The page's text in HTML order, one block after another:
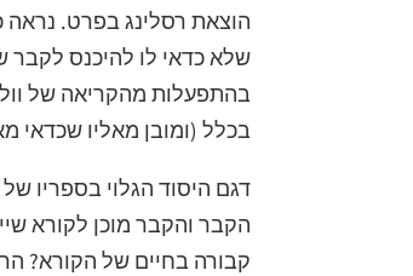
הוצאת רסלינג בפרט. נראה
שלא כדאי לו להיכנס
בהתפעלות מהקריאה של
בכלל (ומובן מאליו שכדאי
דגם היסוד הגלוי בספריו
הקבר והקבר מוכן לקורא
קבורה בחיים של הקורא?